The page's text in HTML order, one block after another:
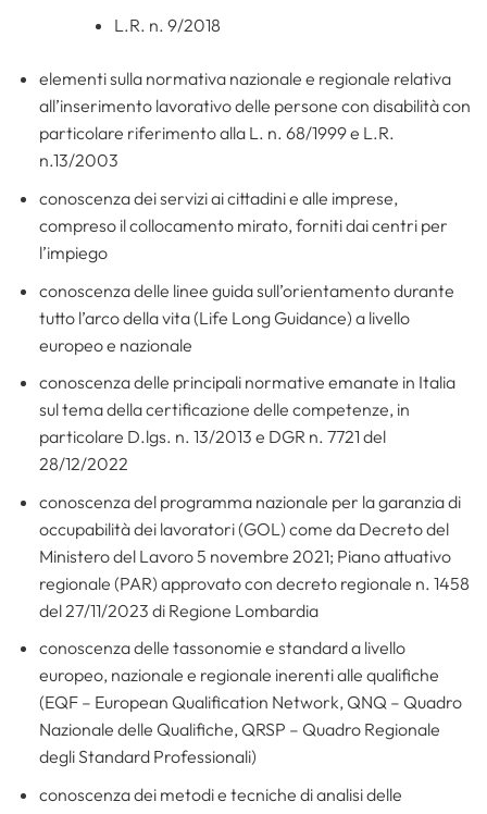
L.R. n. 9/2018
elementi sulla normativa nazionale e regionale relativa
all’inserimento lavorativo delle persone con disabilità con
particolare riferimento alla L. n. 68/1999 e L.R.
n.13/2003
conoscenza dei servizi ai cittadini e alle imprese,
compreso il collocamento mirato, forniti dai centri per
l’impiego
conoscenza delle linee guida sull’orientamento durante
tutto l’arco della vita (Life Long Guidance) a livello
europeo e nazionale
conoscenza delle principali normative emanate in Italia
sul tema della certificazione delle competenze, in
particolare D.lgs. n. 13/2013 e DGR n. 7721 del
28/12/2022
conoscenza del programma nazionale per la garanzia di
occupabilità dei lavoratori (GOL) come da Decreto del
Ministero del Lavoro 5 novembre 2021; Piano attuativo
regionale (PAR) approvato con decreto regionale n. 1458
del 27/11/2023 di Regione Lombardia
conoscenza delle tassonomie e standard a livello
europeo, nazionale e regionale inerenti alle qualifiche
(EQF – European Qualification Network, QNQ – Quadro
Nazionale delle Qualifiche, QRSP – Quadro Regionale
degli Standard Professionali)
conoscenza dei metodi e tecniche di analisi delle